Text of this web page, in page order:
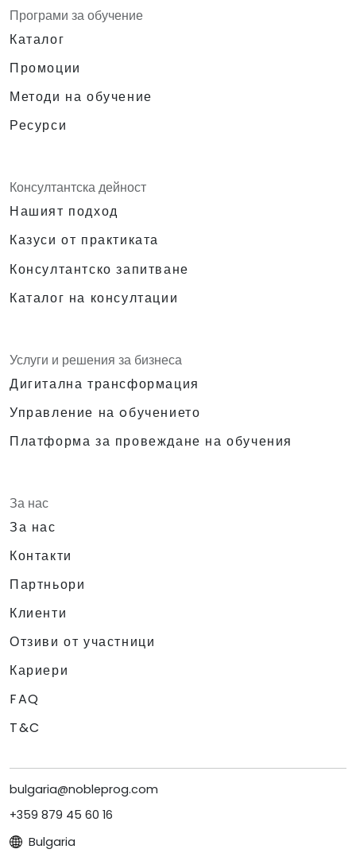
Програми за обучение
Каталог
Промоции
Методи на обучение
Ресурси
Консултантска дейност
Нашият подход
Казуси от практиката
Консултантско запитване
Каталог на консултации
Услуги и решения за бизнеса
Дигитална трансформация
Управление на oбучението
Платформа за провеждане на обучения
За нас
За нас
Контакти
Партньори
Клиенти
Отзиви от участници
Кариери
FAQ
T&C
bulgaria@nobleprog.com
+359 879 45 60 16
Bulgaria